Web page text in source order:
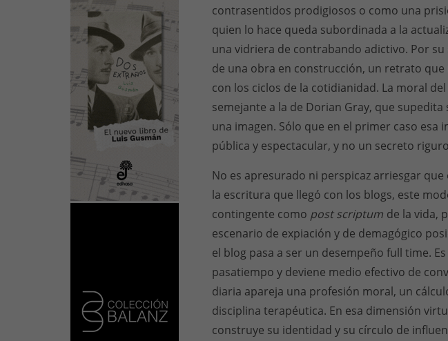
contrasentidos prodigiosos o como una
quien lo hace queda subordinada a la
una vidriera de contrabando adictivo. Por
de una obra en construcción, un retrato
con los ciclos de la cotidianidad. La moral
semejante a la de Dorian Gray, que
una imagen. Sólo que en el primer caso esa
pública y espectacular, y no un secreto
No es apresurado ni perspicaz arriesgar
la escritura que llegó con los blogs, este
contingente como post scriptum de la vida,
escenario de expiación y de demagógico
el blog pasa a ser un desempeño full time.
pasatiempo y deviene medio efectivo de
diaria apareja una profesión moral, un
disciplina terapéutica. En esa dimensión
construye su identidad y su círculo de